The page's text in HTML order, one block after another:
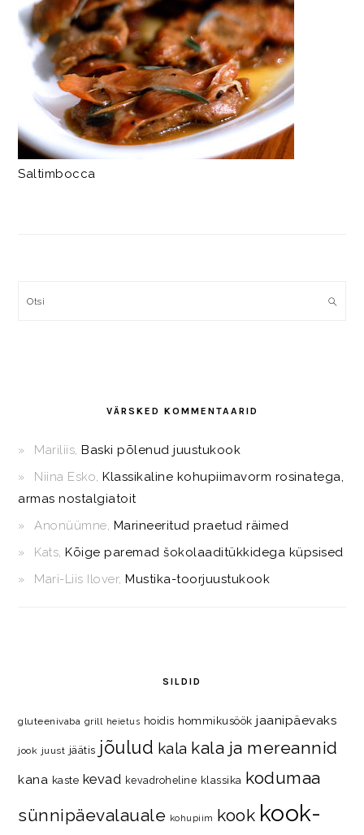
Saltimbocca
Otsi
VÄRSKED KOMMENTAARID
Mariliis,Baski põlenud juustukook
Niina Esko,Klassikaline kohupiimavorm rosinatega,
armas nostalgiatoit
Anonüümne, Marineeritud praetud räimed
Kats,Kõige paremad šokolaaditükkidega küpsised
Mari-Liis Ilover,Mustika-toorjuustukook
SILDID
gluteenivaba grill heietus hoidis hommikusöök jaanipäevaks
jook juust jäätis jõulud kala kala ja mereannid
kana kaste kevad kevadroheline klassika kodumaa
sünnipäevalauale kohupiim kook kook-